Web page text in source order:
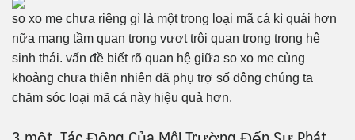
so xo me chưa riêng gì là một trong loại mã cá kì quái hơn
nữa mang tầm quan trọng vượt trội quan trọng trong hệ
sinh thái. vấn đề biết rõ quan hệ giữa so xo me cùng
khoảng chưa thiên nhiên đã phụ trợ số đông chúng ta
chăm sóc loại mã cá này hiệu quả hơn.